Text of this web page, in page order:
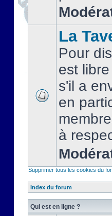
La
Pour
est
s'il a
en
à
Supprimer tous les cookies du
Index du forum
Qui est en ligne ?